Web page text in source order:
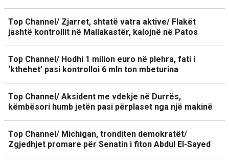
Top Channel/ Zjarret, shtatë vatra aktive/ Flakët
jashtë kontrollit në Mallakastër, kalojnë në Patos
Top Channel/ Hodhi 1 milion euro në plehra, fati i
‘kthehet’ pasi kontrolloi 6 mln ton mbeturina
Top Channel/ Aksident me vdekje në Durrës,
këmbësori humb jetën pasi përplaset nga një makinë
Top Channel/ Michigan, tronditen demokratët/
Zgjedhjet promare për Senatin i fiton Abdul El-Sayed